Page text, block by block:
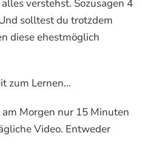
verstehst. Sozusagen 4
solltest du trotzdem
diese ehestmöglich
zum Lernen…
Morgen nur 15 Minuten
Video. Entweder